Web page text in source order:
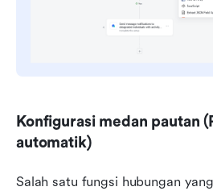
Konfigurasi medan pautan
automatik)
Salah satu fungsi hubungan